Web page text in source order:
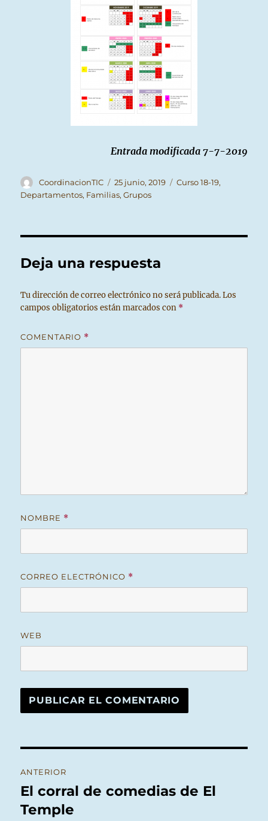
Entrada modificada 7-7-2019
Autor
CoordinacionTIC
Publicado
el
25 junio, 2019 Categorías
Curso 18-19,
Departamentos, Familias,Grupos
Deja una respuesta
Tu dirección de correo electrónico no será publicada. Los
campos obligatorios están marcados con *
COMENTARIO *
NOMBRE *
CORREO ELECTRÓNICO *
WEB
de
entradas
ANTERIOR
Entrada
anterior:
El corral de comedias de El
Temple